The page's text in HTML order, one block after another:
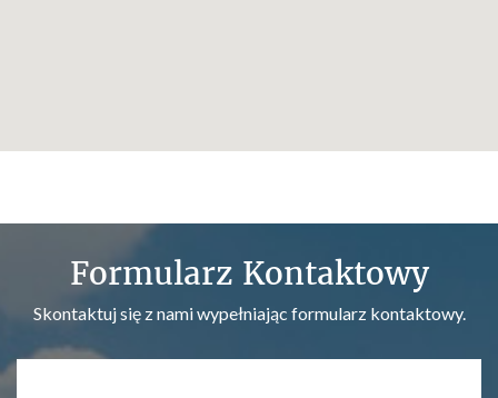
Formularz Kontaktowy
Skontaktuj się z nami wypełniając formularz kontaktowy.